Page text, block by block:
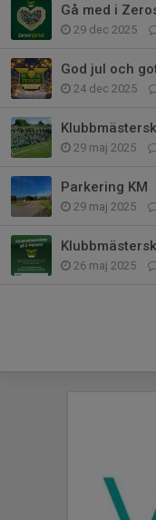
Gå med i
29 dec 2025
God jul och
24 dec 2025
29 maj 2025
Parkering KM
29 maj 2025
26 maj 2025